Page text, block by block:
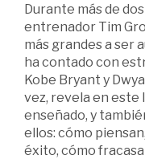
Durante más de
entrenador Tim
más grandes a ser
ha contado con
Kobe Bryant y
vez, revela en este
enseñado, y
ellos: cómo
éxito, cómo